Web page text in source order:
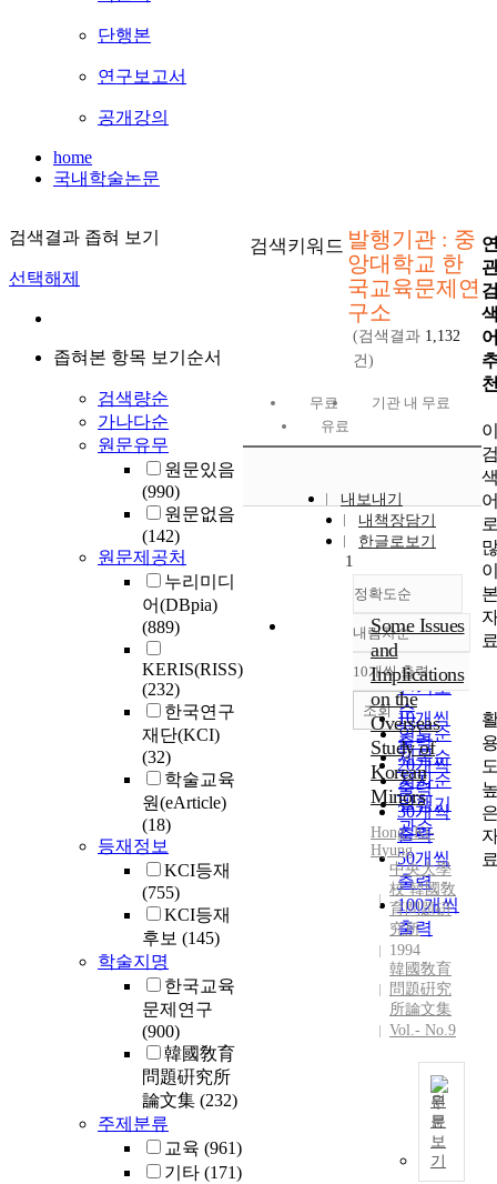
단행본
연구보고서
공개강의
home
국내학술논문
검색결과 좁혀 보기
선택해제
좁혀본 항목 보기순서
검색량순
가나다순
원문유무
원문있음
(990)
원문없음
(142)
원문제공처
누리미디
어(DBpia)
(889)
KERIS(RISS)
(232)
한국연구
재단(KCI)
(32)
학술교육
원(eArticle)
(18)
등재정보
KCI등재
(755)
KCI등재
후보 (145)
학술지명
한국교육
문제연구
(900)
韓國敎育
問題硏究所
論文集 (232)
주제분류
교육 (961)
기타 (171)
검색키워드 발행기관 : 중
앙대학교 한
국교육문제연
구소
(검색결과 1,132
건)
무료
기관 내 무료
유료
내보내기
내책장담기
한글로보기
정확도순
정확도
순
인기도
순
연도순
제목순
저자순
발행기
관순
내림차순
내림차순
10개씩 출력
10개씩
출력
20개씩
출력
30개씩
출력
50개씩
출력
100개씩
출력
조회
1
Some Issues
and
Implications
on the
Overseas
Study of
Korean
Minors
Hong, Ki-
Hyung
中央大學
校 韓國敎
育問題硏
究所
1994
韓國敎育
問題硏究
所論文集
Vol.- No.9
원
문
보
기